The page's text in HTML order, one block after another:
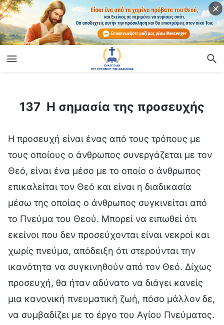
137 Η σημασία της προσευχής
137 Η σημασία της προσευχής
Η προσευχή είναι ένας από τους τρόπους με
τους οποίους ο άνθρωπος συνεργάζεται με τον
Θεό, είναι ένα μέσο με το οποίο ο άνθρωπος
επικαλείται τον Θεό και είναι η διαδικασία
μέσω της οποίας ο άνθρωπος συγκινείται από
το Πνεύμα του Θεού. Μπορεί να ειπωθεί ότι
εκείνοι που δεν προσεύχονται είναι νεκροί και
χωρίς πνεύμα, απόδειξη ότι στερούνται την
ικανότητα να συγκινηθούν από τον Θεό. Δίχως
προσευχή, θα ήταν αδύνατο να διάγει κανείς
μια κανονική πνευματική ζωή, πόσο μάλλον δε,
να συμβαδίζει με το έργο του Αγίου Πνεύματος.